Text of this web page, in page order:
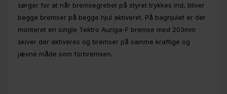
sørger for at når bremsegrebet på styret trykkes ind, bliver
begge bremser på begge hjul aktiveret. På baghjulet er der
monteret en single Tektro Auriga-F bremse med 203mm
skiver der aktiveres og bremser på samme kraftige og
jævne måde som forbremsen.